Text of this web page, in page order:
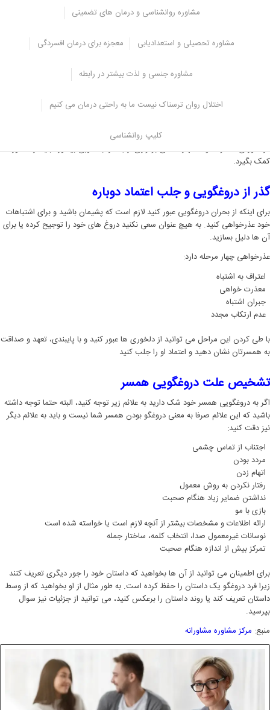
مشاوره روانشناسی و درمان های تضمینی
مشاوره تحصیلی و استعدادیابی معجزه برای درمان افسردگی
مشاوره جنسی و لذت بیشتر در رابطه
اختلال روان ترسناک نیست ما به راحتی درمان می کنیم
کلیپ روانشناسی
افراد برای این که آبروی خود راحفظ کنند مجبور می شوند دروغ های بیشتری بگویند و
به همین دلیل است که وقتی دروغ یک نفر آشکار می شود تمام اعتمادی که ساخته
شده است نیز خراب می شود و به همین دلیل باید از دروغ اجتناب کرد.
پیشگیری از دروغ گویی
اگر زوجین بتوانند یک فضای امن ایجاد کنند بدون ترس و قضاوت با یکدیگر صحبت
های گفت‌وگو، مهارت حل مسئله به زوجین کمک می‌کند تا از پس مشکلات بر بیایند.
در صورتی که فرد نتواند مهارت های برقراری ارتباط را به خوبی بیاموزد باید از مشاور
کمک بگیرد.
گذر از دروغگویی و جلب اعتماد دوباره
برای اینکه از بحران دروغگویی عبور کنید لازم است که پشیمان باشید و برای اشتباهات
خود عذرخواهی کنید. به هیچ عنوان سعی نکنید دروغ های خود را توجیح کرده یا برای
آن ها دلیل بسازید.
عذرخواهی چهار مرحله دارد:
اعتراف به اشتباه
معذرت خواهی
جبران اشتباه
عدم ارتکاب مجدد
با طی کردن این مراحل می توانید از دلخوری ها عبور کنید و با پایبندی، تعهد و صداقت
به همسرتان نشان دهید و اعتماد او را جلب کنید
تشخیص علت دروغگویی همسر
اگر به دروغگویی همسر خود شک دارید به علائم زیر توجه کنید، البته حتما توجه داشته
باشید که این علائم صرفا به معنی دروغگو بودن همسر شما نیست و باید به علائم دیگر
نیز دقت کنید:
اجتناب از تماس چشمی
مردد بودن
اتهام زدن
رفتار نکردن به روش معمول
نداشتن ضمایر زیاد هنگام صحبت
بازی با مو
ارائه اطلاعات و مشخصات بیشتر از آنچه لازم است یا خواسته شده است
نوسانات غیرمعمول صدا، انتخاب کلمه، ساختار جمله
تمرکز بیش از اندازه هنگام صحبت
برای اطمینان می توانید از آن ها بخواهید که داستان خود را جور دیگری تعریف کنند
زیرا فرد دروغگو یک داستان را حفظ کرده است. به طور مثال از او بخواهید که از وسط
داستان تعریف کند یا روند داستان را برعکس کنید، می توانید از جزئیات نیز سوال
بپرسید.
منبع: مرکز مشاوره مشاورانه